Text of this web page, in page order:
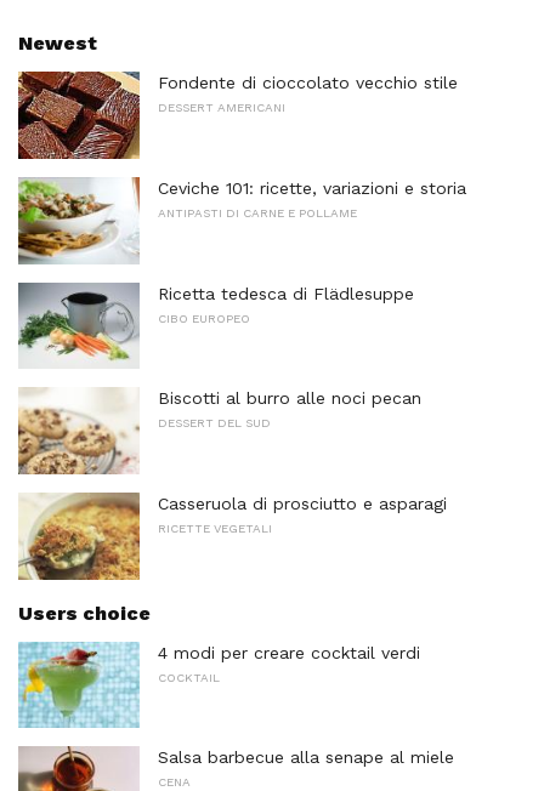
Newest
Fondente di cioccolato vecchio stile
DESSERT AMERICANI
Ceviche 101: ricette, variazioni e storia
ANTIPASTI DI CARNE E POLLAME
Ricetta tedesca di Flädlesuppe
CIBO EUROPEO
Biscotti al burro alle noci pecan
DESSERT DEL SUD
Casseruola di prosciutto e asparagi
RICETTE VEGETALI
Users choice
4 modi per creare cocktail verdi
COCKTAIL
Salsa barbecue alla senape al miele
CENA